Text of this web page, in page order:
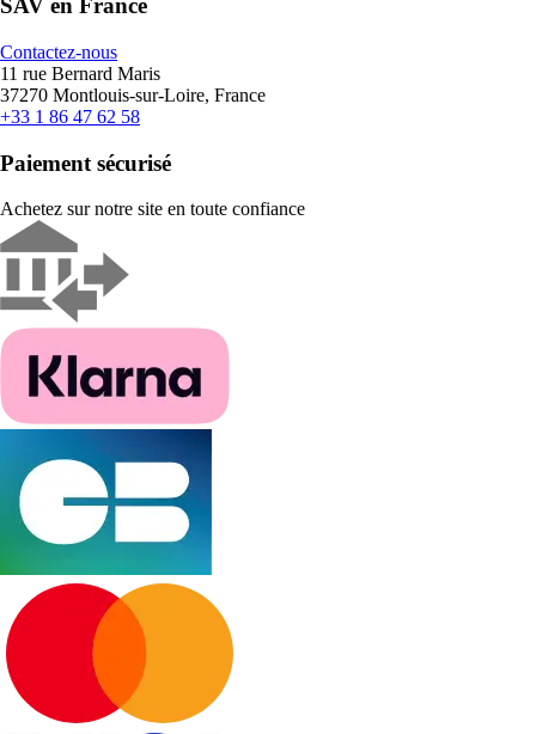
SAV en France
Contactez-nous
11 rue Bernard Maris
37270 Montlouis-sur-Loire, France
+33 1 86 47 62 58
Paiement sécurisé
Achetez sur notre site en toute confiance